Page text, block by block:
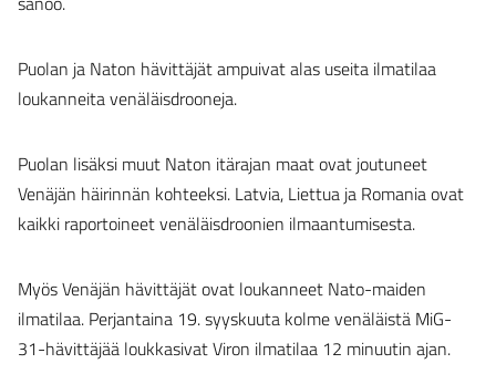
Puolan ja Naton hävittäjät ampuivat alas useita ilmatilaa
loukanneita venäläisdrooneja.
Puolan lisäksi muut Naton itärajan maat ovat joutuneet
Venäjän häirinnän kohteeksi. Latvia, Liettua ja Romania ovat
kaikki raportoineet venäläisdroonien ilmaantumisesta.
Myös Venäjän hävittäjät ovat loukanneet Nato-maiden
ilmatilaa. Perjantaina 19. syyskuuta kolme venäläistä MiG-
31-hävittäjää loukkasivat Viron ilmatilaa 12 minuutin ajan.